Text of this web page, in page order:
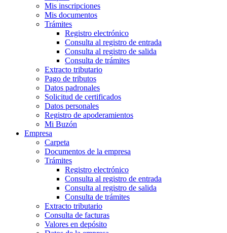
Mis inscripciones
Mis documentos
Trámites
Registro electrónico
Consulta al registro de entrada
Consulta al registro de salida
Consulta de trámites
Extracto tributario
Pago de tributos
Datos padronales
Solicitud de certificados
Datos personales
Registro de apoderamientos
Mi Buzón
Empresa
Carpeta
Documentos de la empresa
Trámites
Registro electrónico
Consulta al registro de entrada
Consulta al registro de salida
Consulta de trámites
Extracto tributario
Consulta de facturas
Valores en depósito